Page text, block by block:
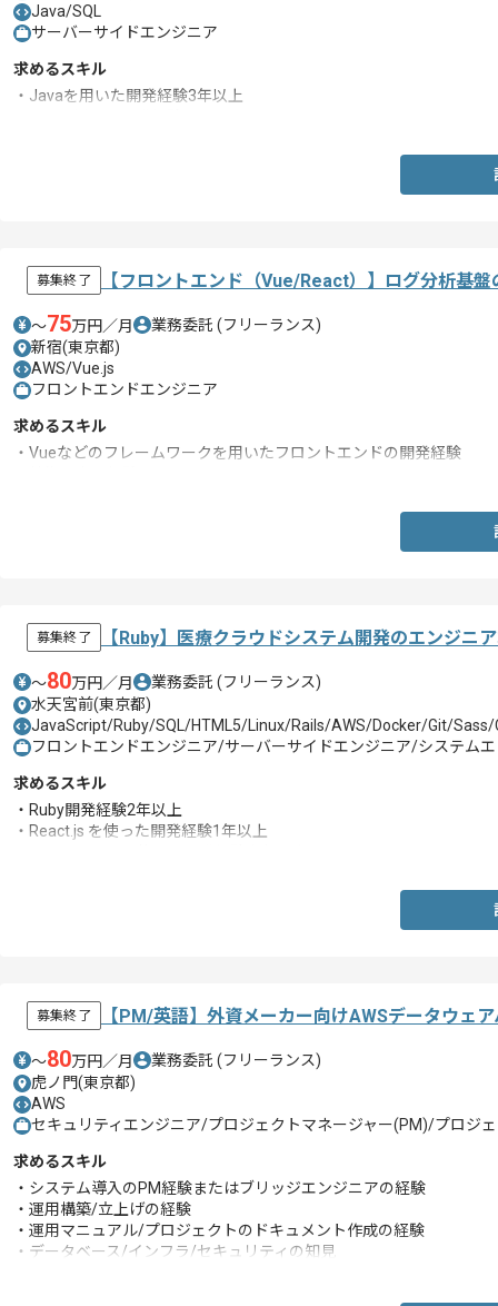
Java/SQL
サーバーサイドエンジニア
求めるスキル
・Javaを用いた開発経験3年以上
募集終了 【フロントエンド（Vue/React）】ログ分析基
〜75万円／月 業務委託 (フリーランス)
新宿(東京都)
AWS/Vue.js
フロントエンドエンジニア
求めるスキル
・Vueなどのフレームワークを用いたフロントエンドの開発経験
募集終了 【Ruby】医療クラウドシステム開発のエンジニ
〜80万円／月 業務委託 (フリーランス)
水天宮前(東京都)
JavaScript/Ruby/SQL/HTML5/Linux/Rails/AWS/Docker/Git/
フロントエンドエンジニア/サーバーサイドエンジニア/システム
求めるスキル
・Ruby開発経験2年以上
・React.js を使った開発経験1年以上
募集終了 【PM/英語】外資メーカー向けAWSデータウェ
〜80万円／月 業務委託 (フリーランス)
虎ノ門(東京都)
AWS
セキュリティエンジニア/プロジェクトマネージャー(PM)/プロジ
求めるスキル
・システム導入のPM経験またはブリッジエンジニアの経験
・運用構築/立上げの経験
・運用マニュアル/プロジェクトのドキュメント作成の経験
・データベース/インフラ/セキュリティの知見